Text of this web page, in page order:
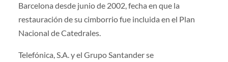
Barcelona desde junio de 2002, fecha en que la
restauración de su cimborrio fue incluida en el Plan
Nacional de Catedrales.
Telefónica, S.A. y el Grupo Santander se